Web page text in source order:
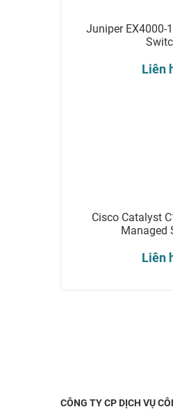
Juniper EX4000-
Liên
Cisco Catalyst
Managed
Liên
CÔNG TY CP DỊCH VỤ